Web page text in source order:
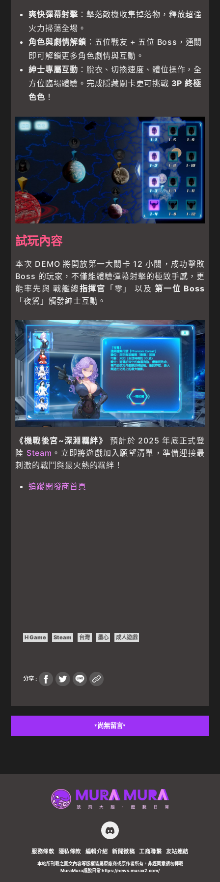
爽快彈幕射擊 ：擊落敵機收集掉落物，釋放超強
火力掃蕩全場。
角色與劇情解鎖 ：五位戰友 + 五位 Boss，通關
即可解鎖更多角色劇情與互動。
紳士專屬互動 ：脫衣、切換速度、體位操作，全
方位臨場體驗。完成隱藏關卡更可挑戰 3P 終極
色色 ！
試玩內容
本次 DEMO 將開放第一大關卡 12 小關，成功擊敗
Boss 的玩家，不僅能體驗彈幕射擊的極致手感，更
能率先與 戰艦總指揮官 「零」 以及第一位 Boss
「夜鶯」觸發紳士互動。
《機戰後宮~深淵羈絆》
預計於 2025 年底正式登
陸 Steam 。立即將遊戲加入願望清單，準備迎接最
刺激的戰鬥與最火熱的羈絆！
追蹤開發商首頁
H Game Steam 台灣 墨心 成人遊戲
分享 :
▼ 尚無留言▼
服務條款 隱私條款 編輯介紹 新聞徵稿 工商聯繫 友站連結
本站所刊載之圖文內容等版權皆屬原廠商或原作者所有，非經同意請勿轉載
MuraMura超脫日常 https://news.murax2.com/